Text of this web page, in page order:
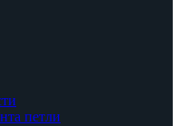
петли